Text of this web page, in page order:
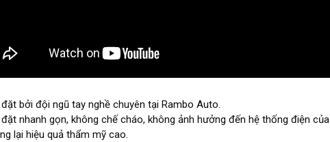
bởi đội ngũ tay nghề chuyên tại Rambo Auto.
nhanh gọn, không chế cháo, không ảnh hưởng đến hệ thống điện của
lại hiệu quả thẩm mỹ cao.